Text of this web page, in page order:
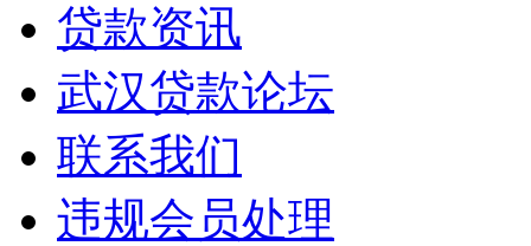
贷款资讯
武汉贷款论坛
联系我们
违规会员处理